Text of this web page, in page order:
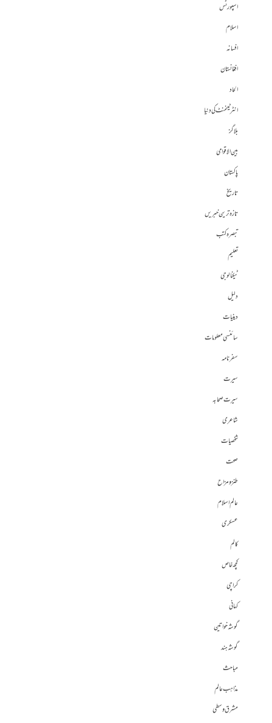
اسپورٹس
اسلام
افسانہ
افغانستان
الحاد
انٹرٹینمنٹ کی دنیا
بلاگز
بین الاقوامی
پاکستان
تاریخ
تازہ ترین خبریں
تبصرہ کتب
تعلیم
ٹیکنالوجی
دلیل
دینیات
سائنسی معلومات
سفرنامہ
سیرت
سیرت صحابہ
شاعری
شخصیات
صحت
طنز و مزاح
عالم اسلام
عسکری
کالم
کچھ خاص
کراچی
کہانی
گوشہ خواتین
گوشہ ہند
مباحث
مذاہب عالم
مشرق وسطی